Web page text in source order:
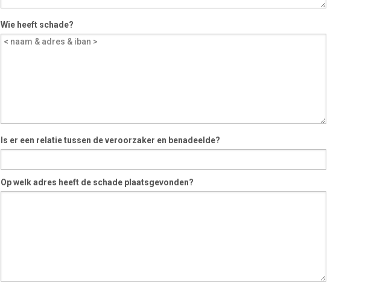
Wie heeft schade?
Is er een relatie tussen de veroorzaker en benadeelde?
Op welk adres heeft de schade plaatsgevonden?